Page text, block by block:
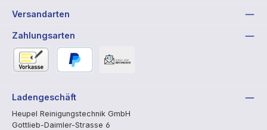
Versandarten
Zahlungsarten
Ladengeschäft
Heupel Reinigungstechnik GmbH
Gottlieb-Daimler-Strasse 6